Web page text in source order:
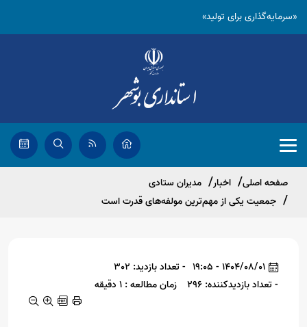
«سرمایه‌گذاری برای تولید»
صفحه اصلی اخبار
مدیران ستادی
جمعیت یکی از مهم‌ترین مولفه‌های قدرت است
1404/08/01 - 19:05
- تعداد بازدید: 302
- تعداد بازدیدکننده: 296
زمان مطالعه : 1 دقیقه